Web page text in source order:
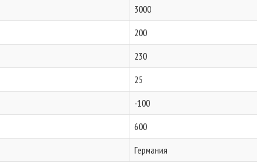
3000
200
230
25
-100
600
Германия